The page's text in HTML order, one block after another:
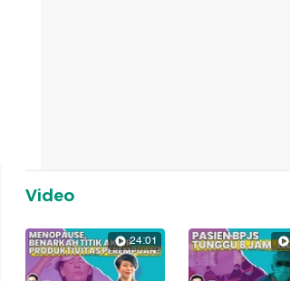
Video
24:01